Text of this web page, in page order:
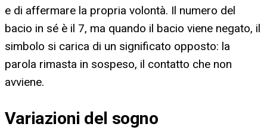
e di affermare la propria volontà. Il numero del
bacio in sé è il 7, ma quando il bacio viene negato, il
simbolo si carica di un significato opposto: la
parola rimasta in sospeso, il contatto che non
avviene.
Variazioni del sogno